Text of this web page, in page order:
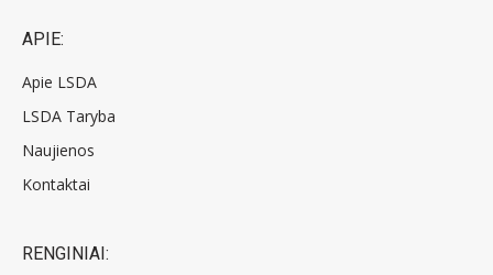
APIE:
Apie LSDA
LSDA Taryba
Naujienos
Kontaktai
RENGINIAI: